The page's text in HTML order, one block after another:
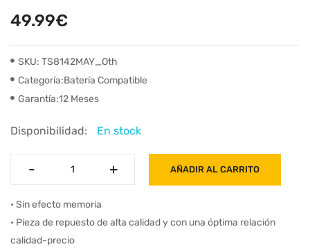
49.99€
SKU: TS8142MAY_Oth
Categoría:Batería Compatible
Garantía:12 Meses
Disponibilidad: En stock
- +
- + AÑADIR AL CARRITO
• Sin efecto memoria
• Pieza de repuesto de alta calidad y con una óptima relación
calidad-precio